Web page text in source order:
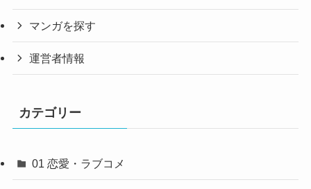
マンガを探す
運営者情報
カテゴリー
01 恋愛・ラブコメ